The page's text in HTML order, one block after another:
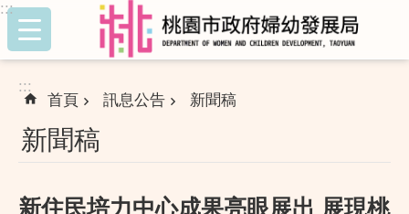
跳到主要內容區塊
:::
:::
首頁 訊息公告 新聞稿
新聞稿
新住民培力中心成果亮眼展出 展現桃